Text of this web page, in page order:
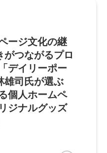
ージ文化の継
つながるプロ
デイリーポー
雄司氏が選ぶ
個人ホームペ
ジナルグッズ